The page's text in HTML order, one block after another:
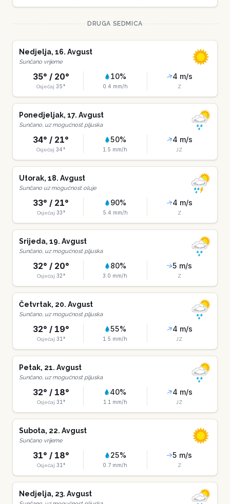
DRUGA SEDMICA
Nedjelja, 16. Avgust
Sunčano vrijeme
35° / 20°
Osjećaj 35°
10%
0.4 mm/h
4 m/s
Z
Ponedjeljak, 17. Avgust
Sunčano, uz mogućnost pljuska
34° / 21°
Osjećaj 34°
50%
1.5 mm/h
4 m/s
JZ
Utorak, 18. Avgust
Sunčano uz mogućnost oluje
33° / 21°
Osjećaj 33°
90%
5.4 mm/h
4 m/s
Z
Srijeda, 19. Avgust
Sunčano, uz mogućnost pljuska
32° / 20°
Osjećaj 32°
80%
3.0 mm/h
5 m/s
Z
Četvrtak, 20. Avgust
Sunčano, uz mogućnost pljuska
32° / 19°
Osjećaj 31 °
55%
1.5 mm/h
4 m/s
JZ
Petak, 21. Avgust
Sunčano, uz mogućnost pljuska
32° / 18°
Osjećaj 31 °
40%
1.1 mm/h
4 m/s
JZ
Subota, 22. Avgust
Sunčano vrijeme
31° / 18°
Osjećaj 31 °
25%
0.7 mm/h
5 m/s
Z
Nedjelja, 23. Avgust